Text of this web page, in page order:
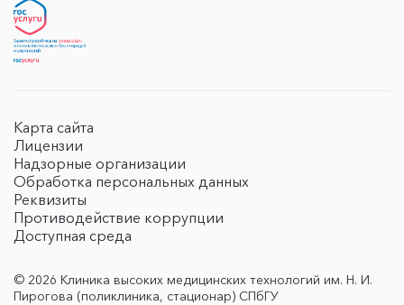
Карта сайта
Лицензии
Надзорные организации
Обработка персональных данных
Реквизиты
Противодействие коррупции
Доступная среда
© 2026 Клиника высоких медицинских технологий им. Н. И.
Пирогова (поликлиника, стационар) СПбГУ